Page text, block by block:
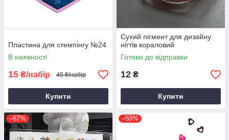
Пластина для стемпінгу №24
В наявності
15 ₴/набір 45 ₴/набір
Купити
Сухий пігмент для дизайну
нігтів кораловий
Готово до відправки
12 ₴
Купити
–67% –59%